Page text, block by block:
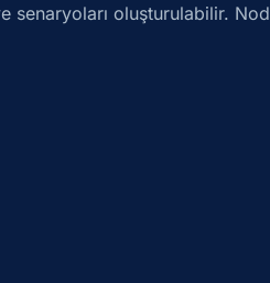
senaryoları oluşturulabilir. Nod